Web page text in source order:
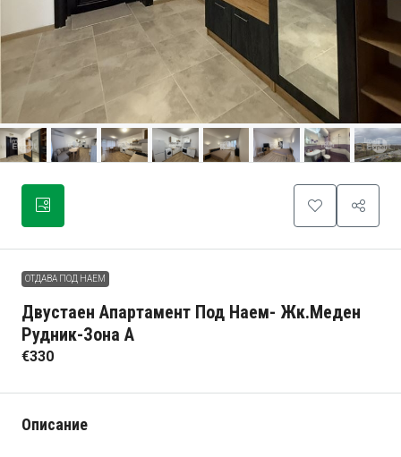
ОТДАВА ПОД НАЕМ
Двустаен Апартамент Под Наем- Жк.Меден
Рудник-Зона А
€330
Описание